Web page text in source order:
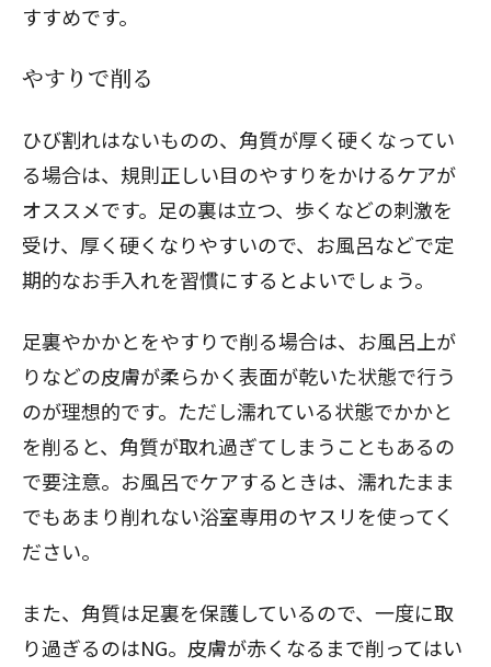
すすめです。
やすりで削る
ひび割れはないものの、角質が厚く硬くなってい
る場合は、規則正しい目のやすりをかけるケアが
オススメです。足の裏は立つ、歩くなどの刺激を
受け、厚く硬くなりやすいので、お風呂などで定
期的なお手入れを習慣にするとよいでしょう。
足裏やかかとをやすりで削る場合は、お風呂上が
りなどの皮膚が柔らかく表面が乾いた状態で行う
のが理想的です。ただし濡れている状態でかかと
を削ると、角質が取れ過ぎてしまうこともあるの
で要注意。お風呂でケアするときは、濡れたまま
でもあまり削れない浴室専用のヤスリを使ってく
ださい。
また、角質は足裏を保護しているので、一度に取
り過ぎるのはNG。皮膚が赤くなるまで削ってはい